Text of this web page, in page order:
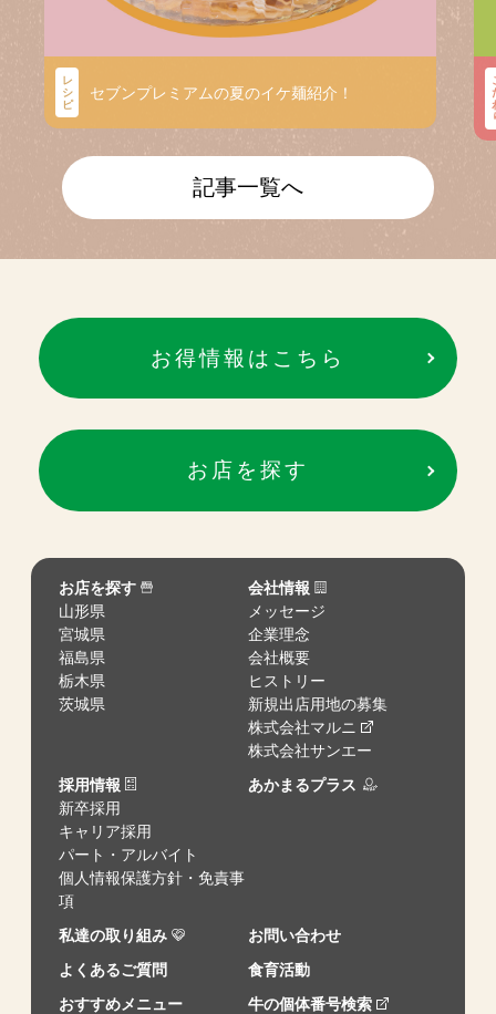
レ
シ
ピ
セブンプレミアムの夏のイケ麺紹介！
記事一覧へ
お得情報はこちら
お店を探す
お店を探す
山形県
宮城県
福島県
栃木県
茨城県
会社情報
メッセージ
企業理念
会社概要
ヒストリー
新規出店用地の募集
株式会社マルニ
株式会社サンエー
採用情報
新卒採用
キャリア採用
パート・アルバイト
個人情報保護方針・免責事
項
あかまるプラス
私達の取り組み
お問い合わせ
よくあるご質問
食育活動
おすすめメニュー
牛の個体番号検索